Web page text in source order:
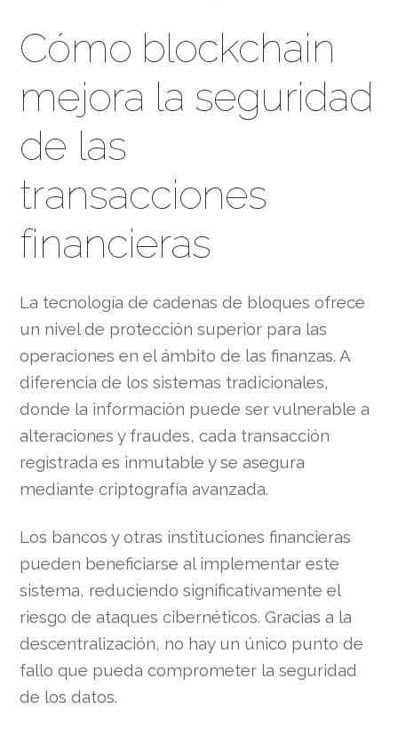
Cómo blockchain
mejora la seguridad
de las
transacciones
financieras
La tecnología de cadenas de bloques ofrece
un nivel de protección superior para las
operaciones en el ámbito de las finanzas. A
diferencia de los sistemas tradicionales,
donde la información puede ser vulnerable a
alteraciones y fraudes, cada transacción
registrada es inmutable y se asegura
mediante criptografía avanzada.
Los bancos y otras instituciones financieras
pueden beneficiarse al implementar este
sistema, reduciendo significativamente el
riesgo de ataques cibernéticos. Gracias a la
descentralización, no hay un único punto de
fallo que pueda comprometer la seguridad
de los datos.